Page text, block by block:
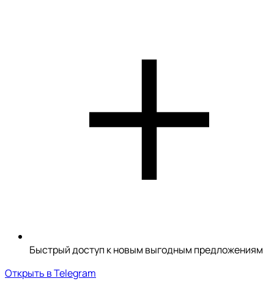
Быстрый доступ к новым выгодным предложениям
Открыть в Telegram